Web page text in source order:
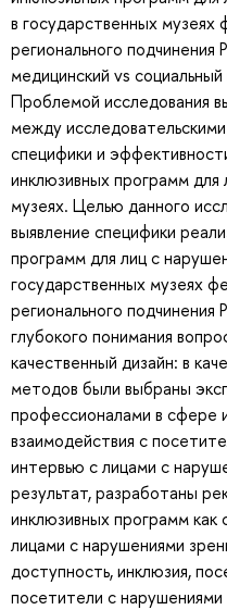
в государственных музеях
регионального
медицинский vs
Проблемой исследования
между
специфики и
инклюзивных программ
музеях. Целью данного
выявление специфики
программ для лиц с
государственных музеях
регионального
глубокого понимания
качественный дизайн: в
методов были выбраны
профессионалами в сфере
взаимодействия с
интервью с лицами с
результат, разработаны
инклюзивных программ как
лицами с нарушениями
доступность, инклюзия,
посетители с нарушениями